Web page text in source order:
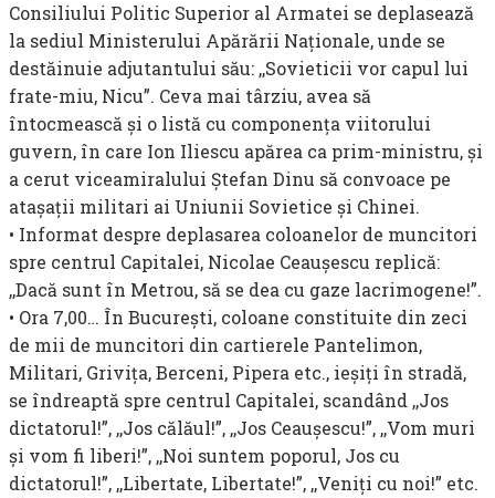
Consiliului Politic Superior al Armatei se depla­sează
la sediul Ministerului Apărării Naţionale, unde se
destăinuie ad­jutantului său: ,,Sovieticii vor capul lui
frate-miu, Nicu”. Ceva mai târziu, avea să
întocmească şi o listă cu componenţa viitorului
guvern, în care Ion Iliescu apărea ca prim-ministru, şi
a cerut viceamiralului Ştefan Dinu să convoace pe
ataşaţii militari ai Uniunii Sovietice şi Chinei.
• Informat despre deplasarea coloanelor de muncitori
spre centrul Capitalei, Nicolae Ceauşescu replică:
,,Dacă sunt în Metrou, să se dea cu gaze lacrimogene!”.
• Ora 7,00… În Bucureşti, coloane constituite din zeci
de mii de muncitori din cartierele Pantelimon,
Militari, Griviţa, Berceni, Pipera etc., ieşiţi în stradă,
se îndreaptă spre centrul Capitalei, scan­dând ,,Jos
dictatorul!”, ,,Jos călăul!”, ,,Jos Ceauşescu!”, ,,Vom muri
şi vom fi liberi!”, ,,Noi suntem poporul, Jos cu
dictatorul!”, ,,Liber­tate, Libertate!”, ,,Veniţi cu noi!” etc.